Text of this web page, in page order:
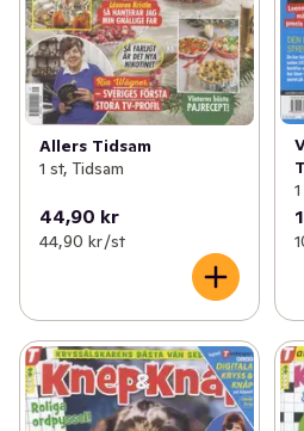
Allers Tidsam
1 st, Tidsam
44,90 kr
44,90 kr /st